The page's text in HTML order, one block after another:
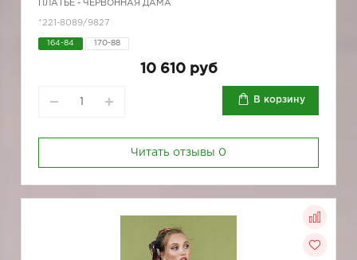
ПЛАТЬЕ - ЧЕРВОННАЯ ДАМА
*221-8089/9827
164-84 170-88
10 610 руб
В корзину
Читать отзывы 0